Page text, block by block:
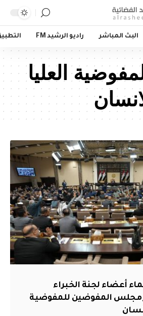
البث المباشر راديو الرشيد FM
العليا
أعضاء لجنة الخبراء
مجلس المفوضين للمفوضية